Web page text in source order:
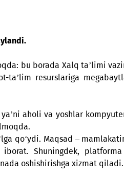
aylandi.
qaratmoqda: bu borada
axborot-ta’lim
ya’ni aholi va
erishilmoqda.
yo‘lga qo‘ydi.